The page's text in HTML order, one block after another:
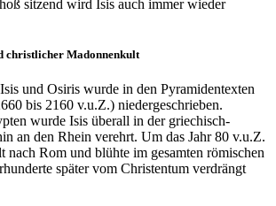
sitzend wird Isis auch immer wieder
christlicher Madonnenkult
und Osiris wurde in den Pyramidentexten
bis 2160 v.u.Z.) niedergeschrieben.
wurde Isis überall in der griechisch-
an den Rhein verehrt. Um das Jahr 80 v.u.Z.
nach Rom und blühte im gesamten römischen
später vom Christentum verdrängt